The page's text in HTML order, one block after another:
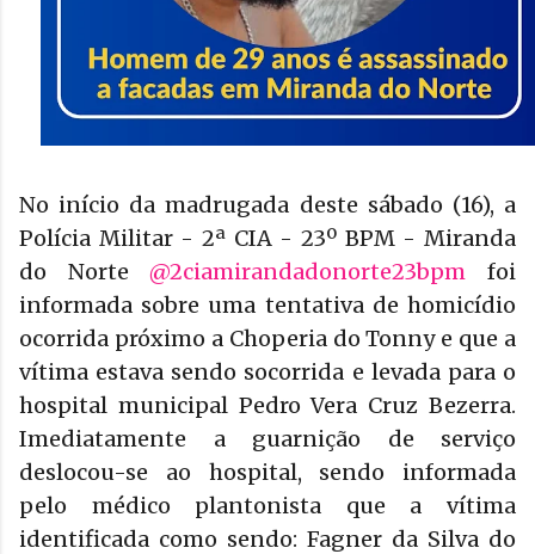
No início da madrugada deste sábado (16), a
Polícia Militar - 2ª CIA - 23º BPM - Miranda
do Norte@2ciamirandadonorte23bpm foi
informada sobre uma tentativa de homicídio
ocorrida próximo a Choperia do Tonny e que a
vítima estava sendo socorrida e levada para o
hospital municipal Pedro Vera Cruz Bezerra.
Imediatamente a guarnição de serviço
deslocou-se ao hospital, sendo informada
pelo médico plantonista que a vítima
identificada como sendo: Fagner da Silva do